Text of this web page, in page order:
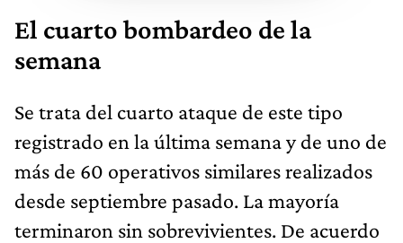
El cuarto bombardeo de la
semana
Se trata del cuarto ataque de este tipo
registrado en la última semana y de uno de
más de 60 operativos similares realizados
desde septiembre pasado. La mayoría
terminaron sin sobrevivientes. De acuerdo